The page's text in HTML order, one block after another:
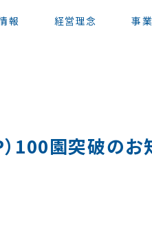
報 経営理念 事
100園突破のお